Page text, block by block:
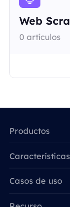
Web
0 artículos
Productos
Características
Casos de uso